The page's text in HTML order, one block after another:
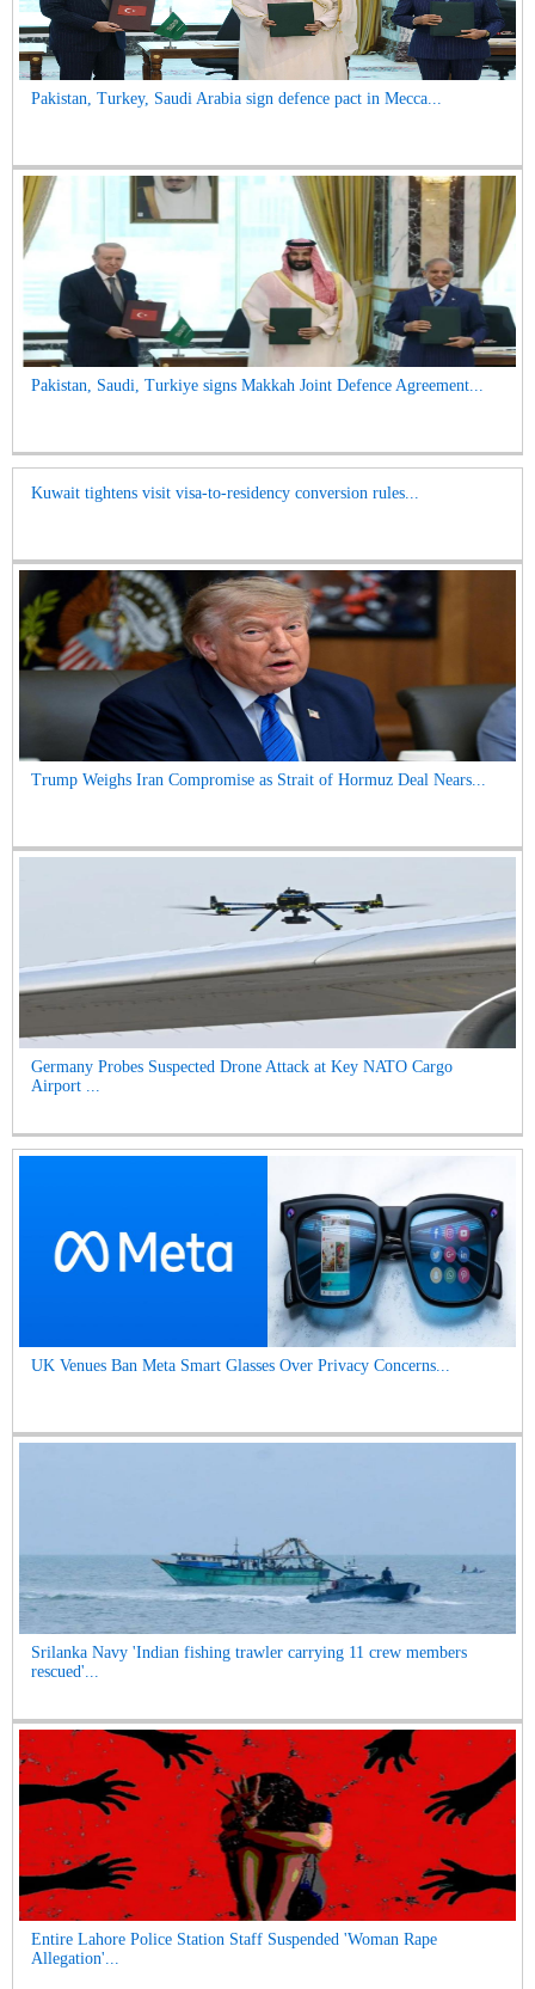
Pakistan, Turkey, Saudi Arabia sign defence pact in Mecca...
Pakistan, Saudi, Turkiye signs Makkah Joint Defence Agreement...
Kuwait tightens visit visa-to-residency conversion rules...
Trump Weighs Iran Compromise as Strait of Hormuz Deal Nears...
Germany Probes Suspected Drone Attack at Key NATO Cargo
Airport ...
UK Venues Ban Meta Smart Glasses Over Privacy Concerns...
Srilanka Navy 'Indian fishing trawler carrying 11 crew members
rescued'...
Entire Lahore Police Station Staff Suspended 'Woman Rape
Allegation'...